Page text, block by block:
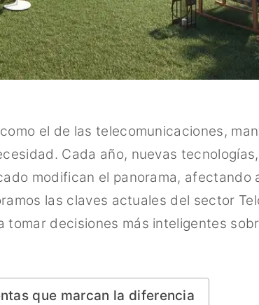
el de las telecomunicaciones,
Cada año, nuevas tecnologías,
modifican el panorama, afectando
las claves actuales del sector
tomar decisiones más inteligentes
que marcan la diferencia